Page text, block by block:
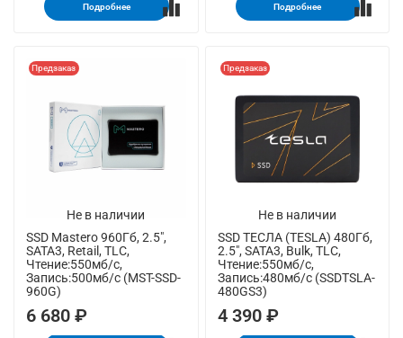
Подробнее Подробнее
Не в наличии
Предзаказ
SSD Mastero 960Гб, 2.5",
SATA3, Retail, TLC,
Чтение:550мб/с,
Запись:500мб/с (MST-SSD-
960G)
6 680 ₽
Не в наличии
Предзаказ
SSD ТЕСЛА (TESLA) 480Гб,
2.5", SATA3, Bulk, TLC,
Чтение:550мб/с,
Запись:480мб/с (SSDTSLA-
480GS3)
4 390 ₽